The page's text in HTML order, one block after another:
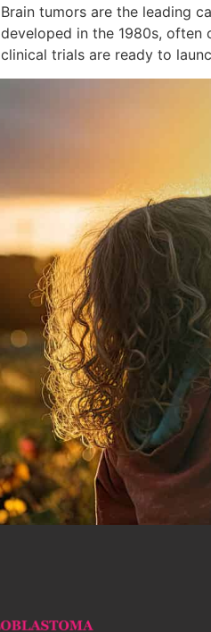
Brain tumors are the leading
developed in the 1980s, often
clinical trials are ready to